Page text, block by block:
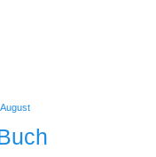
August